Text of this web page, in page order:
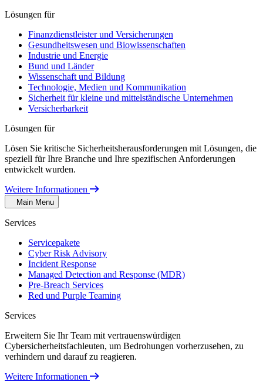
Lösungen für
Finanzdienstleister und Versicherungen
Gesundheitswesen und Biowissenschaften
Industrie und Energie
Bund und Länder
Wissenschaft und Bildung
Technologie, Medien und Kommunikation
Sicherheit für kleine und mittelständische Unternehmen
Versicherbarkeit
Lösungen für
Lösen Sie kritische Sicherheitsherausforderungen mit Lösungen, die
speziell für Ihre Branche und Ihre spezifischen Anforderungen
entwickelt wurden.
Weitere Informationen
Main Menu
Services
Servicepakete
Cyber Risk Advisory
Incident Response
Managed Detection and Response (MDR)
Pre-Breach Services
Red und Purple Teaming
Services
Erweitern Sie Ihr Team mit vertrauenswürdigen
Cybersicherheitsfachleuten, um Bedrohungen vorherzusehen, zu
verhindern und darauf zu reagieren.
Weitere Informationen